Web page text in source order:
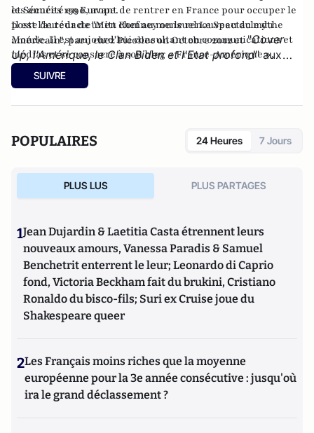
les années 1990, avant de rentrer en France pour occuper le
poste de rédacteur en chef au mensuel Le Spectacle du
Monde. Il est aujourd'hui consultant en communications et
médias et se consacre à sonblog « France-Amérique ».
et Sécurité en Europe.
Il est l'auteur de"Mitt Romney ou le renouveau du mythe
américain", paru chez Picollec on Octobre 2012 et "Cover
Up, l'Amérique, le Clan Biden et l'Etat profond" aux
éditions Konfident.
SUIVRE
POPULAIRES 24 Heures 7 Jours
PLUS LUS PLUS PARTAGES
1Jean Dujardin & Laetitia Casta étrennent leurs
nouveaux amours, Vanessa Paradis & Samuel
Benchetrit enterrent le leur; Leonardo di Caprio
fond, Victoria Beckham fait du brukini, Cristiano
Ronaldo du bisco-fils; Suri ex Cruise joue du
Shakespeare queer
2Les Français moins riches que la moyenne
européenne pour la 3e année consécutive : jusqu'où
ira le grand déclassement ?